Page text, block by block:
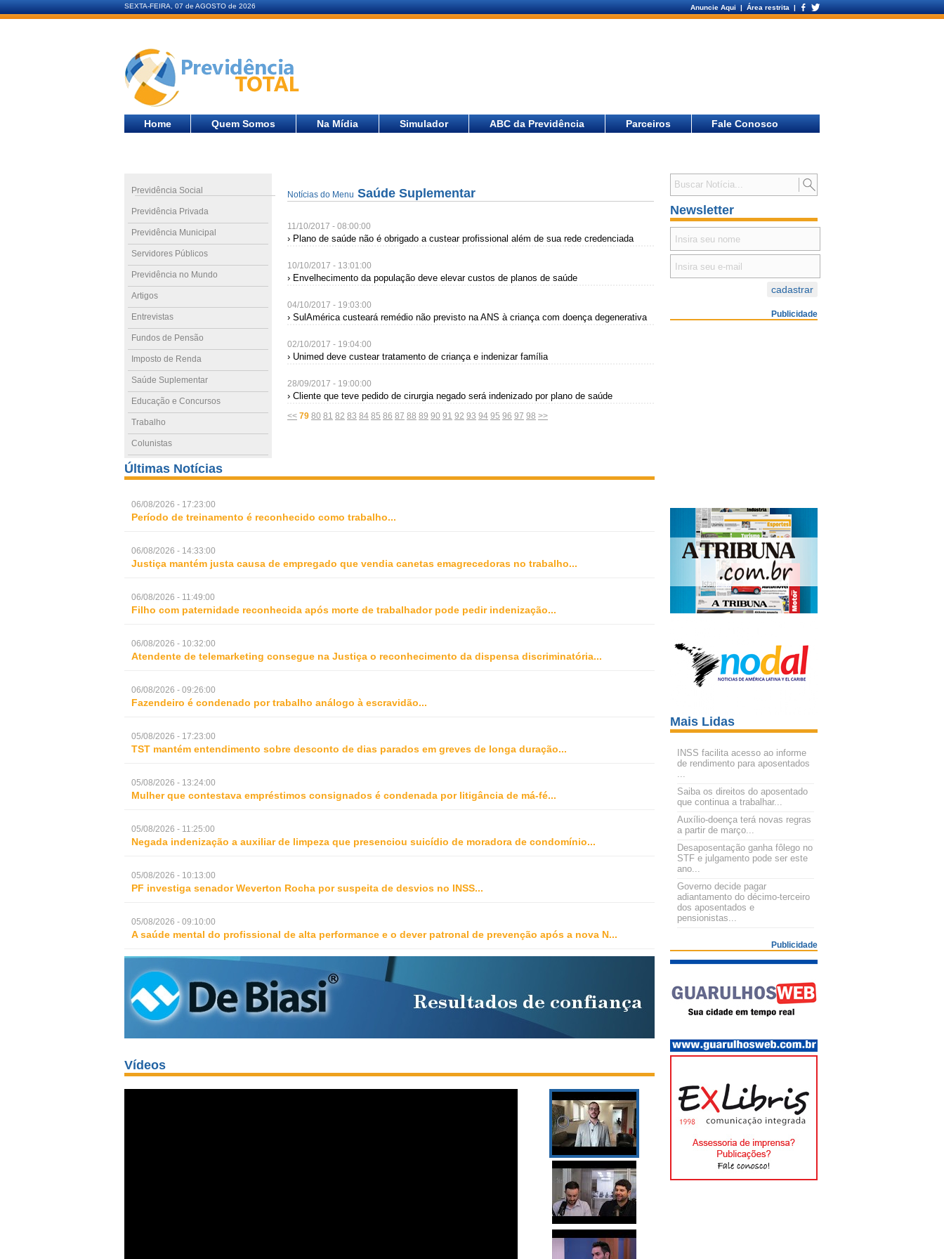
SEXTA-FEIRA, 07 de AGOSTO de 2026 Anuncie Aqui | Área restrita |
Home Quem Somos Na Mídia Simulador ABC da Previdência Parceiros Fale Conosco
Previdência Social
Previdência Privada
Previdência Municipal
Servidores Públicos
Previdência no Mundo
Artigos
Entrevistas
Fundos de Pensão
Imposto de Renda
Saúde Suplementar
Educação e Concursos
Trabalho
Colunistas
Notícias do Menu Saúde Suplementar
11/10/2017 - 08:00:00
› Plano de saúde não é obrigado a custear profissional além de sua rede credenciada
10/10/2017 - 13:01:00
› Envelhecimento da população deve elevar custos de planos de saúde
04/10/2017 - 19:03:00
› SulAmérica custeará remédio não previsto na ANS à criança com doença degenerativa
02/10/2017 - 19:04:00
› Unimed deve custear tratamento de criança e indenizar família
28/09/2017 - 19:00:00
› Cliente que teve pedido de cirurgia negado será indenizado por plano de saúde
<< 79 80 81 82 83 84 85 86 87 88 89 90 91 92 93 94 95 96 97 98 >>
Últimas Notícias
06/08/2026 - 17:23:00
Período de treinamento é reconhecido como trabalho...
06/08/2026 - 14:33:00
Justiça mantém justa causa de empregado que vendia canetas emagrecedoras no trabalho...
06/08/2026 - 11:49:00
Filho com paternidade reconhecida após morte de trabalhador pode pedir indenização...
06/08/2026 - 10:32:00
Atendente de telemarketing consegue na Justiça o reconhecimento da dispensa discriminatória...
06/08/2026 - 09:26:00
Fazendeiro é condenado por trabalho análogo à escravidão...
05/08/2026 - 17:23:00
TST mantém entendimento sobre desconto de dias parados em greves de longa duração...
05/08/2026 - 13:24:00
Mulher que contestava empréstimos consignados é condenada por litigância de má-fé...
05/08/2026 - 11:25:00
Negada indenização a auxiliar de limpeza que presenciou suicídio de moradora de condomínio...
05/08/2026 - 10:13:00
PF investiga senador Weverton Rocha por suspeita de desvios no INSS...
05/08/2026 - 09:10:00
A saúde mental do profissional de alta performance e o dever patronal de prevenção após a nova N...
Vídeos
Newsletter
Publicidade
Mais Lidas
INSS facilita acesso ao informe
de rendimento para aposentados
...
Saiba os direitos do aposentado
que continua a trabalhar...
Auxílio-doença terá novas regras
a partir de março...
Desaposentação ganha fôlego no
STF e julgamento pode ser este
ano...
Governo decide pagar
adiantamento do décimo-terceiro
dos aposentados e
pensionistas...
Publicidade